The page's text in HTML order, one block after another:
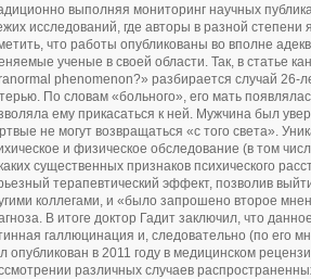
выполняя мониторинг научных
исследований, где авторы в разной
что работы опубликованы во вполне
ученые в своей области. Так, в статье
phenomenon?» разбирается случай 26-
По словам «больного», его мать
ему прикасаться к ней. Мужчина был
не могут возвращаться «с того света».
и физическое обследование (в том
существенных признаков психического
терапевтический эффект, позволив
коллегами, и «было запрошено второе
В итоге доктор Гадит заключил, что
галлюцинация и, следовательно (по его
опубликован в 2011 году в медицинском
различных случаев